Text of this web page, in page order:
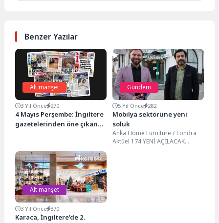
Benzer Yazılar
Alt manşet
3 Yıl Önce 270
4 Mayıs Perşembe: İngiltere
gazetelerinden öne çıkan
Gündem
5 Yıl Önce 282
Mobilya sektörüne yeni
soluk
Anka Home Furniture / Londra
Aktüel 174 YENİ AÇILACAK
Alt manşet
3 Yıl Önce 370
Karaca, İngiltere’de 2.